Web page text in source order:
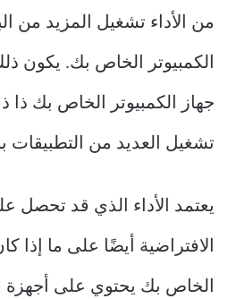
من الأداء تشغيل المزيد من
الكمبيوتر الخاص بك. يكون
جهاز الكمبيوتر الخاص بك ذا
تشغيل العديد من التطبيقات
يعتمد الأداء الذي قد تحصل
الافتراضية أيضًا على ما إذا
الخاص بك يحتوي على